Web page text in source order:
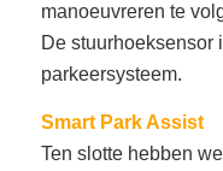
manoeuvreren te
De stuurhoeksensor
parkeersysteem.
Smart Park Assist
Ten slotte hebben